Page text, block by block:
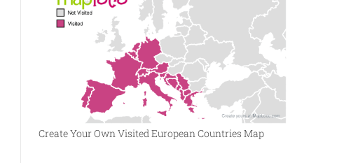
Create Your Own Visited European Countries Map